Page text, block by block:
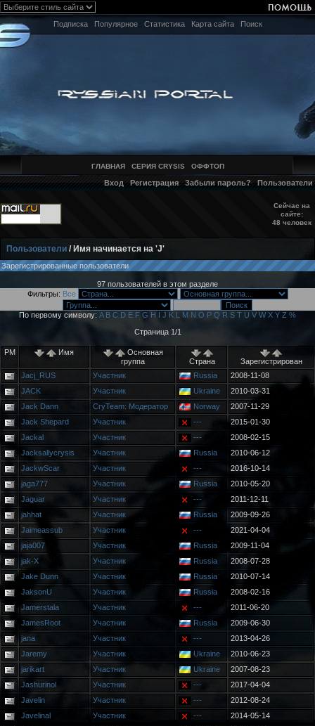
Подписка Популярное Статистика Карта сайта Поиск
ГЛАВНАЯ СЕРИЯ CRYSIS ОФФТОП
Вход Регистрация Забыли пароль? Пользователи
Сейчас на
сайте:
48 человек
Пользователи / Имя начинается на 'J'
Зарегистрированные пользователи
97 пользователей в этом разделе
Фильтры: Все
По первому символу: A B C D E F G H I J K L M N O P Q R S T U V W X Y Z %
Страница 1/1
PM Имя
Основная
группа
Страна
Зарегистрирован
Jacj_RUS
Участник Russia
2008-11-08
JACK
Участник Ukraine
2010-03-31
Jack Dann
CryTeam: Модератор Norway
2007-11-29
Jack Shepard
Участник ---
2015-01-30
Jackal
Участник ---
2008-02-15
Jacksallycrysis
Участник Russia
2010-06-12
JackwScar
Участник ---
2016-10-14
jaga777
Участник Russia
2010-05-20
Jaguar
Участник ---
2011-12-11
jahhat
Участник Russia
2009-09-26
Jaimeassub
Участник ---
2021-04-04
jaja007
Участник Russia
2009-11-04
jak-X
Участник Russia
2008-07-28
Jake Dunn
Участник Russia
2010-07-14
JaksonU
Участник Russia
2008-02-16
Jamerstala
Участник ---
2011-06-20
JamesRoot
Участник Russia
2009-06-30
jana
Участник ---
2013-04-26
Jaremy
Участник Ukraine
2010-06-23
jarikart
Участник Ukraine
2007-08-23
Jashurinol
Участник ---
2017-04-04
Javelin
Участник ---
2012-08-24
Javelinal
Участник ---
2014-05-14